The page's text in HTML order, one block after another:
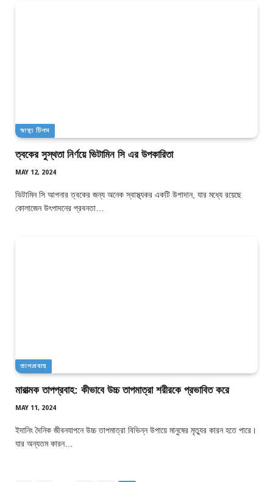
স্বাস্থ্য টিপস
ত্বকের সুস্থতা নির্ণয়ে ভিটামিন সি এর উপকারিতা
MAY 12, 2024
ভিটামিন সি আপনার ত্বকের জন্য অনেক স্বাস্থ্যকর একটি উপাদান, যার মধ্যে রয়েছে
কোলাজেন উৎপাদনের প্রবনতা…
তাপপ্রবাহ
মারাত্মক তাপপ্রবাহ: কীভাবে উচ্চ তাপমাত্রা শরীরকে প্রভাবিত করে
MAY 11, 2024
ইদানিং দৈনিক জীবনযাপনে উচ্চ তাপমাত্রা বিভিন্ন উপায়ে মানুষের মৃত্যুর কারন হতে পারে।
যার অন্যতম কারন…